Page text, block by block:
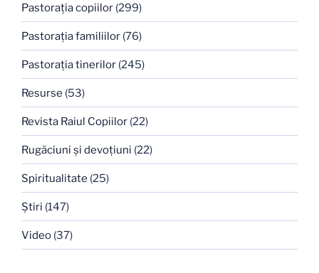
Pastoraţia copiilor (299)
Pastoraţia familiilor (76)
Pastoraţia tinerilor (245)
Resurse (53)
Revista Raiul Copiilor (22)
Rugăciuni şi devoţiuni (22)
Spiritualitate (25)
Ştiri (147)
Video (37)